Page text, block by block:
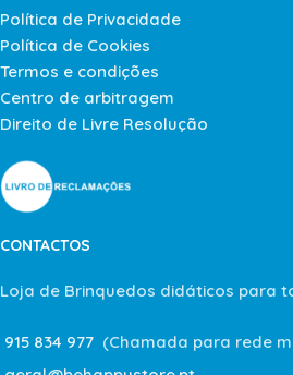
Política de Privacidade
Política de Cookies
Termos e condições
Centro de arbitragem
Direito de Livre Resolução
CONTACTOS
Loja de Brinquedos didáticos para
915 834 977 (Chamada para rede